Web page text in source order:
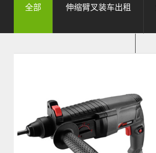
全部 伸缩臂叉装车出租